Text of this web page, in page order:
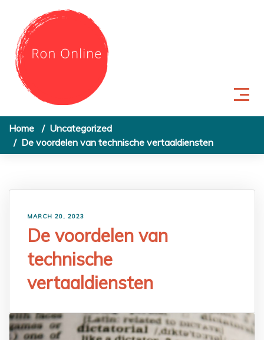
Skip to content
Home
Uncategorized
De voordelen van technische vertaaldiensten
MARCH 20, 2023
De voordelen van
technische
vertaaldiensten